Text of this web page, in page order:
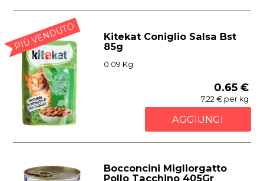
PIÙ VENDUTO
Kitekat Coniglio Salsa Bst
85g
0.09 Kg
0.65 €
7.22 € per kg
AGGIUNGI
Bocconcini Migliorgatto
Pollo Tacchino 405Gr